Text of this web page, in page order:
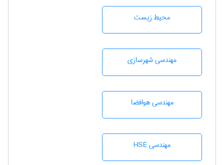
محيط زيست
مهندسی شهرسازی
مهندسی هوافضا
مهندسی HSE